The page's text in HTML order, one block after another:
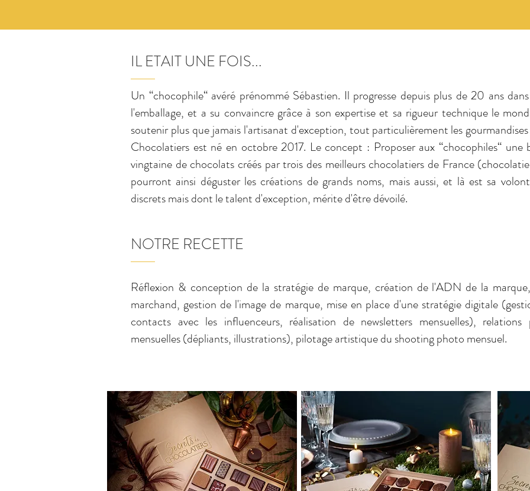
IL ETAIT UNE FOIS...
Un “chocophile“ avéré prénommé Sébastien. Il progresse depuis plus de 20 ans
l'emballage, et a su convaincre grâce à son expertise et sa rigueur technique le
soutenir plus que jamais l'artisanat d'exception, tout particulièrement les
Chocolatiers est né en octobre 2017. Le concept : Proposer aux “chocophiles“
vingtaine de chocolats créés par trois des meilleurs chocolatiers de France
pourront ainsi déguster les créations de grands noms, mais aussi, et là est sa
discrets mais dont le talent d'exception, mérite d'être dévoilé.
NOTRE RECETTE
Réflexion & conception de la stratégie de marque, création de l'ADN de la
marchand, gestion de l'image de marque, mise en place d'une stratégie digitale
contacts avec les influenceurs, réalisation de newsletters mensuelles), relations
mensuelles (dépliants, illustrations), pilotage artistique du shooting photo mensuel.